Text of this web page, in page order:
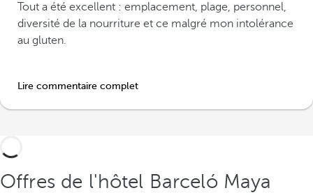
Tout a été excellent : emplacement, plage, personnel,
diversité de la nourriture et ce malgré mon intolérance
au gluten.
Lire commentaire complet
Offres de l'hôtel Barceló Maya